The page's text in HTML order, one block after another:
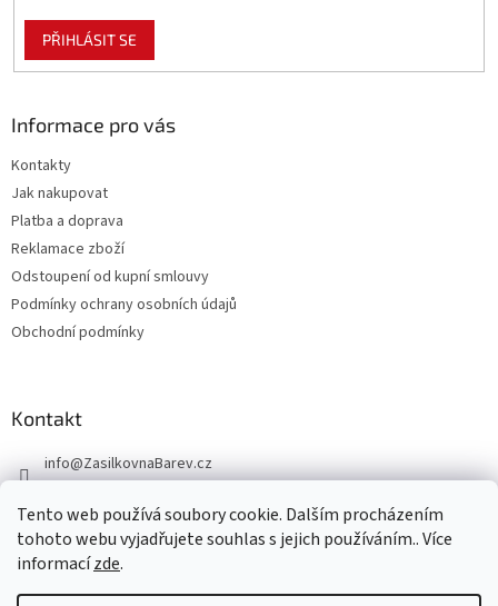
Tento web používá soubory cookie. Dalším procházením
tohoto webu vyjadřujete souhlas s jejich používáním.. Více
informacízde.
PŘIHLÁSIT SE
Informace pro vás
Kontakty
Jak nakupovat
Platba a doprava
Reklamace zboží
Odstoupení od kupní smlouvy
Podmínky ochrany osobních údajů
Obchodní podmínky
Kontakt
info@ZasilkovnaBarev.cz